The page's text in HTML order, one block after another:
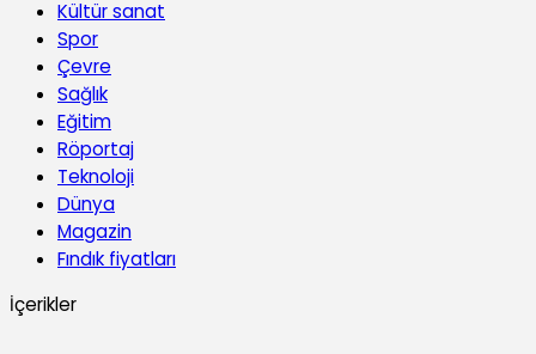
Kültür sanat
Spor
Çevre
Sağlık
Eğitim
Röportaj
Teknoloji
Dünya
Magazin
Fındık fiyatları
İçerikler